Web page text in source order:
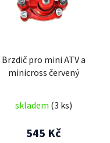
Brzdič pro mini ATV a
minicross červený
skladem (3 ks)
545 Kč